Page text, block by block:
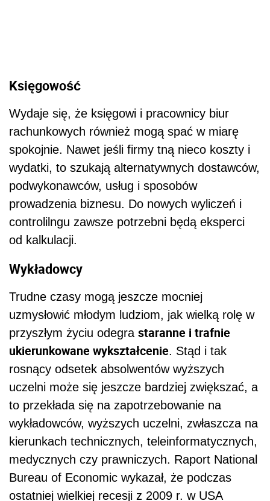
Księgowość
Wydaje się, że księgowi i pracownicy biur
rachunkowych również mogą spać w miarę
spokojnie. Nawet jeśli firmy tną nieco koszty i
wydatki, to szukają alternatywnych dostawców,
podwykonawców, usług i sposobów
prowadzenia biznesu. Do nowych wyliczeń i
controlilngu zawsze potrzebni będą eksperci
od kalkulacji.
Wykładowcy
Trudne czasy mogą jeszcze mocniej
uzmysłowić młodym ludziom, jak wielką rolę w
przyszłym życiu odegra staranne i trafnie
ukierunkowane wykształcenie. Stąd i tak
rosnący odsetek absolwentów wyższych
uczelni może się jeszcze bardziej zwiększać, a
to przekłada się na zapotrzebowanie na
wykładowców, wyższych uczelni, zwłaszcza na
kierunkach technicznych, teleinformatycznych,
medycznych czy prawniczych. Raport National
Bureau of Economic wykazał, że podczas
ostatniej wielkiej recesji z 2009 r. w USA